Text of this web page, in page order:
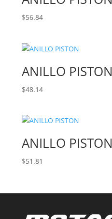
$56.84
ANILLO PISTON
$48.14
ANILLO PISTON
$51.81